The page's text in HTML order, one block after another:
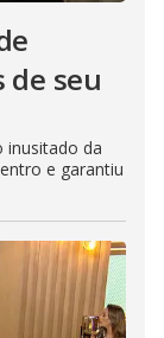
seu
inusitado da
e garantiu